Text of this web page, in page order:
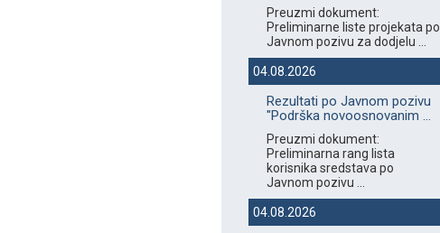
Preuzmi dokument:
Preliminarne liste projekata po
Javnom pozivu za dodjelu ...
04.08.2026
Rezultati po Javnom pozivu
"Podrška novoosnovanim ...
Preuzmi dokument:
Preliminarna rang lista
korisnika sredstava po
Javnom pozivu ...
04.08.2026